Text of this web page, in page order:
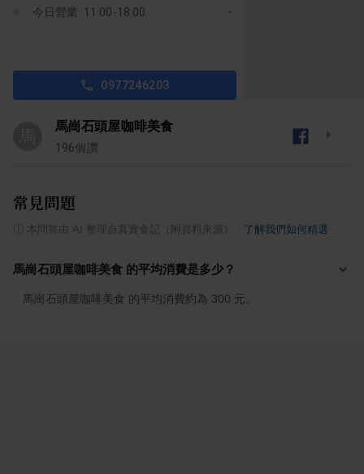
今日營業: 11:00-18:00
0977246203
馬崗石頭屋咖啡美食
196個讚
常見問題
本問答由 AI 整理自真實食記（附資料來源） 了解我們如何精選
馬崗石頭屋咖啡美食 的平均消費是多少？
馬崗石頭屋咖啡美食 的平均消費約為 300 元。